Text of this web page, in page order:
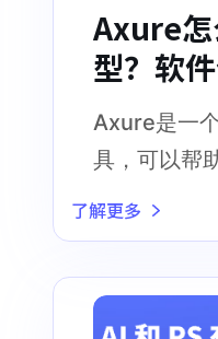
Axure怎
型？软
Axure是一
具，可以帮
交互式网页
多高级功能
了解更多